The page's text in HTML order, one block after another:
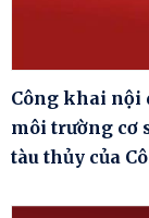
Công khai nội
môi trường cơ
tàu thủy của